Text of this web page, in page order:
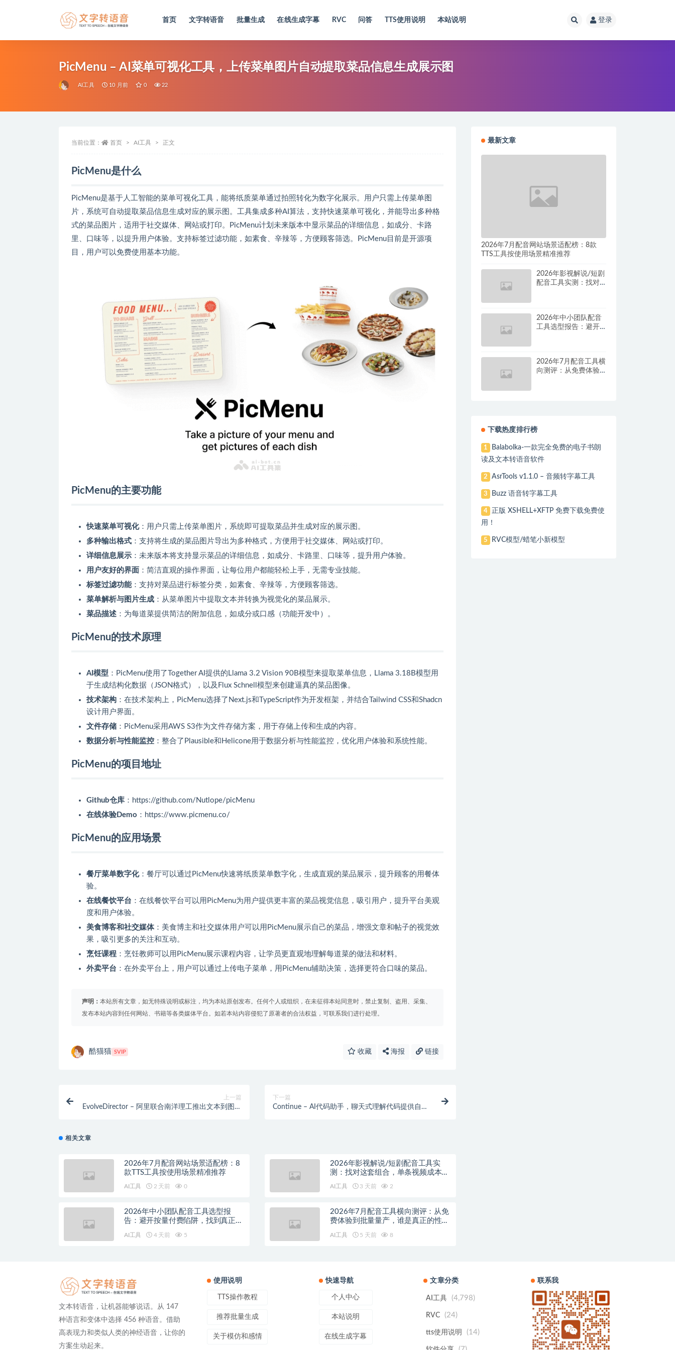
首页 文字转语音 批量生成 在线生成字幕 RVC 问答 TTS使用说明 本站说明 登录
PicMenu – AI菜单可视化工具，上传菜单图片自动提取菜品信息生成展示图
AI工具 10 月前 0 22
当前位置： 首页 AI工具 正文
PicMenu是什么
PicMenu是基于人工智能的菜单可视化工具，能将纸质菜单通过拍照转化为数字化展示。用户只需上传菜单图
片，系统可自动提取菜品信息生成对应的展示图。工具集成多种AI算法，支持快速菜单可视化，并能导出多种格
式的菜品图片，适用于社交媒体、网站或打印。PicMenu计划未来版本中显示菜品的详细信息，如成分、卡路
里、口味等，以提升用户体验。支持标签过滤功能，如素食、辛辣等，方便顾客筛选。PicMenu目前是开源项
目，用户可以免费使用基本功能。
PicMenu的主要功能
快速菜单可视化：用户只需上传菜单图片，系统即可提取菜品并生成对应的展示图。
多种输出格式 ：支持将生成的菜品图片导出为多种格式，方便用于社交媒体、网站或打印。
详细信息展示 ：未来版本将支持显示菜品的详细信息，如成分、卡路里、口味等，提升用户体验。
用户友好的界面 ：简洁直观的操作界面，让每位用户都能轻松上手，无需专业技能。
标签过滤功能：支持对菜品进行标签分类，如素食、辛辣等，方便顾客筛选。
菜单解析与图片生成 ：从菜单图片中提取文本并转换为视觉化的菜品展示。
菜品描述 ：为每道菜提供简洁的附加信息，如成分或口感（功能开发中）。
PicMenu的技术原理
AI模型 ：PicMenu使用了Together AI提供的Llama 3.2 Vision 90B模型来提取菜单信息，Llama 3.18B模型用
于生成结构化数据（JSON格式），以及Flux Schnell模型来创建逼真的菜品图像。
技术架构 ：在技术架构上，PicMenu选择了Next.js和TypeScript作为开发框架，并结合Tailwind CSS和Shadcn
设计用户界面。
文件存储 ：PicMenu采用AWS S3作为文件存储方案，用于存储上传和生成的内容。
数据分析与性能监控 ：整合了Plausible和Helicone用于数据分析与性能监控，优化用户体验和系统性能。
PicMenu的项目地址
Github仓库 ：https://github.com/Nutlope/picMenu
在线体验Demo ：https://www.picmenu.co/
PicMenu的应用场景
餐厅菜单数字化：餐厅可以通过PicMenu快速将纸质菜单数字化，生成直观的菜品展示，提升顾客的用餐体
验。
在线餐饮平台 ：在线餐饮平台可以用PicMenu为用户提供更丰富的菜品视觉信息，吸引用户，提升平台美观
度和用户体验。
美食博客和社交媒体：美食博主和社交媒体用户可以用PicMenu展示自己的菜品，增强文章和帖子的视觉效
果，吸引更多的关注和互动。
烹饪课程 ：烹饪教师可以用PicMenu展示课程内容，让学员更直观地理解每道菜的做法和材料。
外卖平台 ：在外卖平台上，用户可以通过上传电子菜单，用PicMenu辅助决策，选择更符合口味的菜品。
声明： 本站所有文章，如无特殊说明或标注，均为本站原创发布。任何个人或组织，在未征得本站同意时，禁止复制、盗用、采集、
发布本站内容到任何网站、书籍等各类媒体平台。如若本站内容侵犯了原著者的合法权益，可联系我们进行处理。
酷猫猫 SVIP 收藏 海报 链接
上一篇
EvolveDirector – 阿里联合南洋理工推出文本到图像
下一篇
Continue – AI代码助手，聊天式理解代码提供自动
相关文章
2026年7月配音网站场景适配榜：8
款TTS工具按使用场景精准推荐
AI工具 2 天前 0
2026年影视解说/短剧配音工具实
测：找对这套组合，单条视频成本直
AI工具 3 天前 2
2026年中小团队配音工具选型报
告：避开按量付费陷阱，找到真正的
AI工具 4 天前 5
2026年7月配音工具横向测评：从免
费体验到批量量产，谁是真正的性价
AI工具 5 天前 8
最新文章
2026年7月配音网站场景适配榜：8款
TTS工具按使用场景精准推荐
2026年影视解说/短剧
配音工具实测：找对
2026年中小团队配音
工具选型报告：避开
2026年7月配音工具横
向测评：从免费体验
下载热度排行榜
1
Balabolka-一款完全免费的电子书朗
读及文本转语音软件
2 AsrTools v1.1.0 – 音频转字幕工具
3 Buzz 语音转字幕工具
4
正版 XSHELL+XFTP 免费下载免费使
用！
5 RVC模型/蜡笔小新模型
文本转语音，让机器能够说话。从 147
种语言和变体中选择 456 种语音。借助
高表现力和类似人类的神经语音，让你的
方案生动起来。
使用说明
TTS操作教程
推荐批量生成
关于模仿和感情
快速导航
个人中心
本站说明
在线生成字幕
文章分类
AI工具 (4,798)
RVC (24)
tts使用说明 (14)
联系我